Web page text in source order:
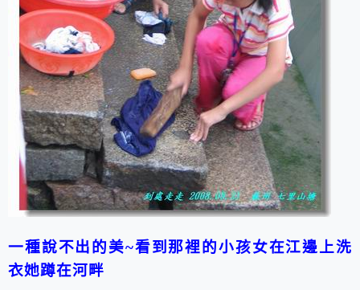
一種說不出的美~看到那裡的小孩女在江邊上洗
衣她蹲在河畔